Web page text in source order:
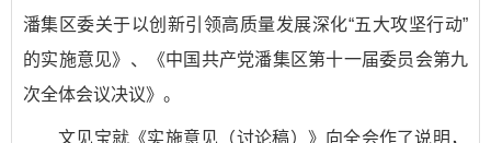
潘集区委关于以创新引领高质量发展深化“五大攻坚行动”
的实施意见》、《中国共产党潘集区第十一届委员会第九
次全体会议决议》。
文见宝就《实施意见（讨论稿）》向全会作了说明，